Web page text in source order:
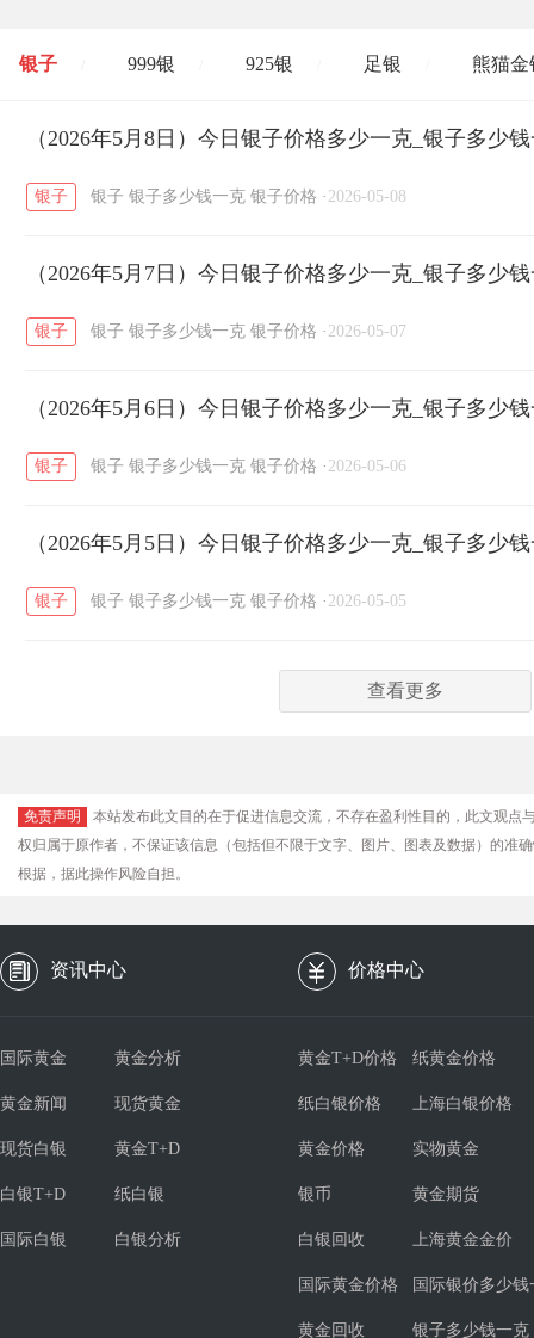
银子 999银 925银 足银 熊猫金
开国纪念币 大清银币 / 长城币 / 老
菜百 周生生 周大生
六福 / 金至尊 / 潮宏基 / 亚一金店
（2026年5月8日）今日银子价格多少一克_银子多少
银子 银子 银子多少钱一克 银子价格 · 2026-05-08
（2026年5月7日）今日银子价格多少一克_银子多少
银子 银子 银子多少钱一克 银子价格 · 2026-05-07
（2026年5月6日）今日银子价格多少一克_银子多少
银子 银子 银子多少钱一克 银子价格 · 2026-05-06
（2026年5月5日）今日银子价格多少一克_银子多少
银子 银子 银子多少钱一克 银子价格 · 2026-05-05
查看更多
免责声明
本站发布此文目的在于促进信息交流，不存在盈利性目的，此文观
权归属于原作者，不保证该信息（包括但不限于文字、图片、图表及数据）的准
根据，据此操作风险自担。
资讯中心 价格中心
国际黄金 黄金分析
黄金新闻 现货黄金
现货白银 黄金T+D
白银T+D 纸白银
国际白银 白银分析
黄金T+D价格 纸黄金价格
纸白银价格 上海白银价格
黄金价格 实物黄金
银币 黄金期货
白银回收 上海黄金金价
国际黄金价格 国际银价多少钱
黄金回收 银子多少钱一克